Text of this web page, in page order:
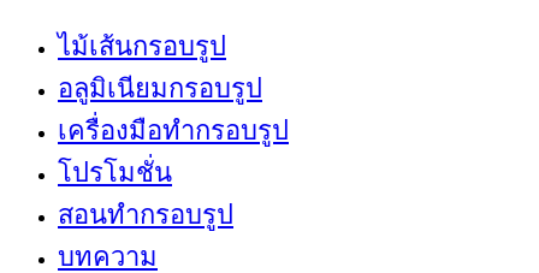
ไม้เส้นกรอบรูป
อลูมิเนียมกรอบรูป
เครื่องมือทำกรอบรูป
โปรโมชั่น
สอนทำกรอบรูป
บทความ